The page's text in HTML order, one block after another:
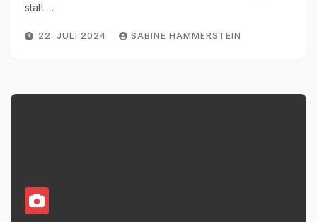
statt.…
22. JULI 2024 SABINE HAMMERSTEIN